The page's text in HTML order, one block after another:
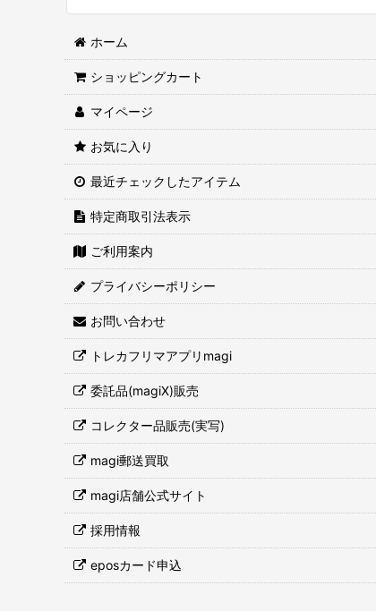
ホーム
ショッピングカート
マイページ
お気に入り
最近チェックしたアイテム
特定商取引法表示
ご利用案内
プライバシーポリシー
お問い合わせ
トレカフリマアプリmagi
委託品(magiX)販売
コレクター品販売(実写)
magi郵送買取
magi店舗公式サイト
採用情報
eposカード申込